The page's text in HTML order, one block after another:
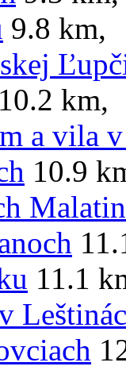
9.8 km,
10.2 km,
a vila
10.9
11.1